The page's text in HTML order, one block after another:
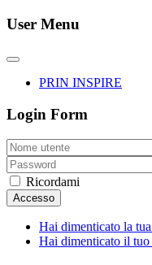
User Menu
PRIN INSPIRE
Login Form
Ricordami
Accesso
Hai dimenticato la
Hai dimenticato il tuo